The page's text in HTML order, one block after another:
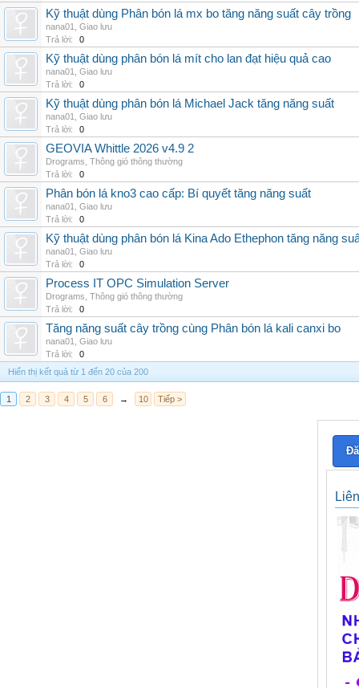
Kỹ thuật dùng Phân bón lá mx bo tăng năng suất cây trồng
nana01
Giao lưu
Trả lời:
0
Kỹ thuật dùng phân bón lá mít cho lan đạt hiệu quả cao
nana01
Giao lưu
Trả lời:
0
Kỹ thuật dùng phân bón lá Michael Jack tăng năng suất
nana01
Giao lưu
Trả lời:
0
GEOVIA Whittle 2026 v4.9 2
Drograms Thông gió thông thường
Trả lời:
0
Phân bón lá kno3 cao cấp: Bí quyết tăng năng suất
nana01
Giao lưu
Trả lời:
0
Kỹ thuật dùng phân bón lá Kina Ado Ethephon tăng năng
nana01
Giao lưu
Trả lời:
0
Process IT OPC Simulation Server
Drograms Thông gió thông thường
Trả lời:
0
Tăng năng suất cây trồng cùng Phân bón lá kali canxi bo
nana01
Giao lưu
Trả lời:
0
Hiển thị kết quả từ 1 đến 20 của 200
1 2 3 4 5 6 → 10 Tiếp >